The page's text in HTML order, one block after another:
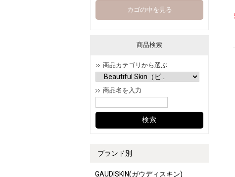
カゴの中を見る
商品検索
商品カテゴリから選ぶ
商品名を入力
ブランド別
GAUDISKIN(ガウディスキン)